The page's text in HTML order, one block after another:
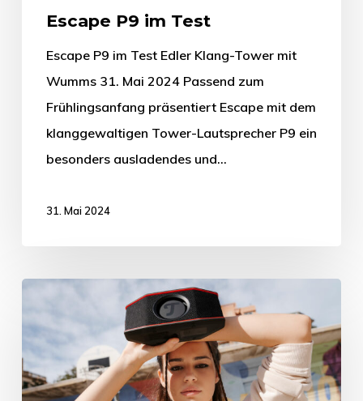
Escape P9 im Test
Escape P9 im Test Edler Klang-Tower mit
Wumms 31. Mai 2024 Passend zum
Frühlingsanfang präsentiert Escape mit dem
klanggewaltigen Tower-Lautsprecher P9 ein
besonders ausladendes und…
31. Mai 2024